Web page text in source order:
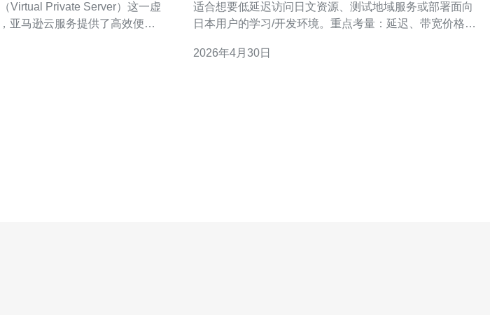
Virtual Private Server）这一虚
亚马逊云服务提供了高效便捷
适合想要低延迟访问日文资源、测试地域服务或部署面向
日本用户的学习/开发环境。重点考量：延迟、带宽价格、
服支持。 2. 推荐供应商与定位 常用且性价比高的日本节点
2026年4月30日